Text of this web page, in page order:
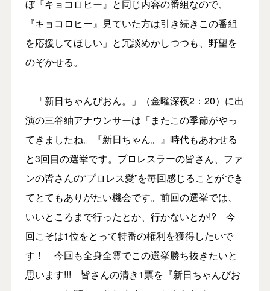
ぼ『キョコロヒー』と同じ内容の番組なので、
『キョコロヒー』見ていた方は引き続きこの番組
を応援してほしい」と冗談めかしつつも、野望を
のぞかせる。
「新日ちゃんぴおん。」（金曜深夜2：20）に出
演の三谷紬アナウンサーは「またこの季節がやっ
てきましたね。『新日ちゃん。』時代もあわせる
と3回目の選挙です。プロレスラーの皆さん、ファ
ンの皆さんの“プロレス愛”を毎回感じることができ
てとてもありがたい機会です。前回の選挙では、
いいところまで行ったとか、行かないとか!? 今
回こそは1位をとって特番の権利を獲得したいで
す！ 今回も全身全霊でこの選挙勝ち抜きたいと
思います!!! 皆さんの清き1票を『新日ちゃんぴお